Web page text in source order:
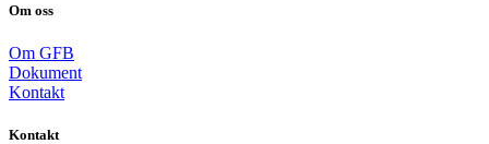
Om oss
Om GFB
Dokument
Kontakt
Kontakt